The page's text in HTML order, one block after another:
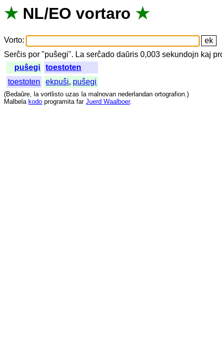
★ NL/EO vortaro ★
Vorto:
Serĉis por "puŝegi". La serĉado daŭris 0,003sekundojn kaj
puŝegi
toestoten
toestoten
ekpuŝi, puŝegi
(Bedaŭre, la vortlisto uzas la malnovan nederlandan ortografion.)
Malbela kodo programita far Juerd Waalboer.